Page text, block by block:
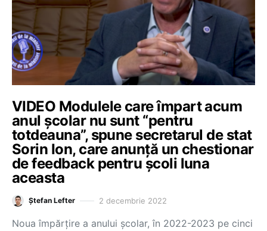
VIDEO Modulele care împart acum
anul școlar nu sunt “pentru
totdeauna”, spune secretarul de stat
Sorin Ion, care anunță un chestionar
de feedback pentru școli luna
aceasta
Ștefan Lefter 2 decembrie 2022
Noua împărțire a anului școlar, în 2022-2023 pe cinci